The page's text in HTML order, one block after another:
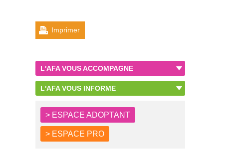
Imprimer
L'AFA VOUS ACCOMPAGNE
L'AFA VOUS INFORME
> ESPACE ADOPTANT
> ESPACE PRO